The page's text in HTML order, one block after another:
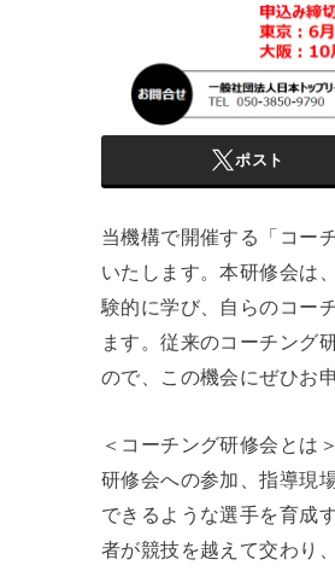
ポスト
当機構で開催する「コー
いたします。本研修会は
験的に学び、自らのコー
ます。従来のコーチング
ので、この機会にぜひお
＜コーチング研修会とは＞
研修会への参加、指導現
できるような選手を育成
者が競技を越えて交わり